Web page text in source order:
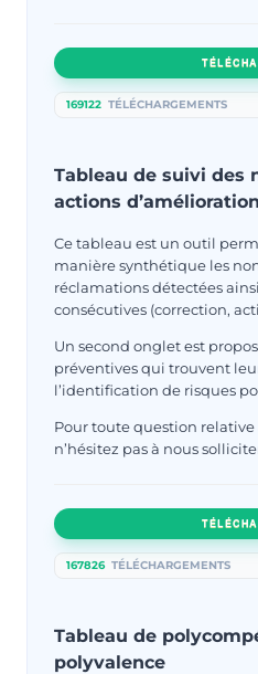
169122 TÉLÉCHARGEMENTS
Tableau de suivi des
actions d’amélioration
Ce tableau est un outil
manière synthétique les
réclamations détectées
consécutives (correction,
Un second onglet est
préventives qui trouvent
l’identification de risques
Pour toute question
n’hésitez pas à nous
167826 TÉLÉCHARGEMENTS
Tableau de
polyvalence